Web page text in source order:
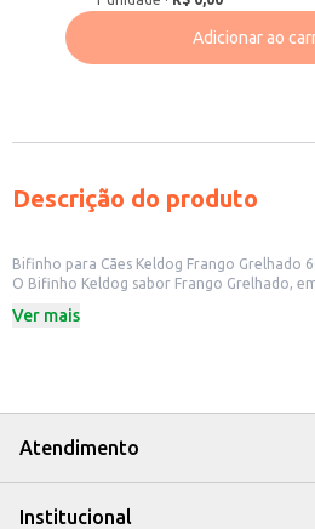
Adicionar ao
Descrição do produto
Bifinho para Cães Keldog Frango Grelhado
O Bifinho Keldog sabor Frango Grelhado,
durante o treinamento ou simplesmente
Com o Bifinho Keldog, seu cão desfrutará
enquanto você demonstra seu afeto de
Ver mais
Atendimento
Institucional